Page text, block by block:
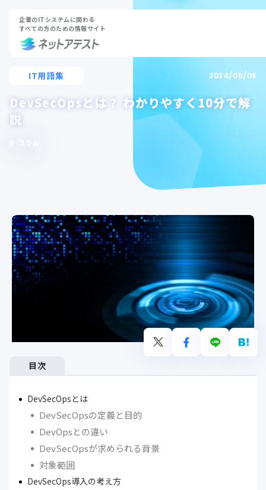
企業のITシステムに関わる
すべての方のための情報サイト
IT用語集 2024/05/08
DevSecOpsとは？ わかりやすく10分で解
説
目次
DevSecOpsとは
DevSecOpsの定義と目的
DevOpsとの違い
DevSecOpsが求められる背景
対象範囲
DevSecOps導入の考え方